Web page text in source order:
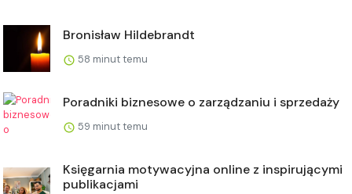
Bronisław Hildebrandt
58 minut temu
Poradniki biznesowe o zarządzaniu i sprzedaży
59 minut temu
Księgarnia motywacyjna online z inspirującymi
publikacjami